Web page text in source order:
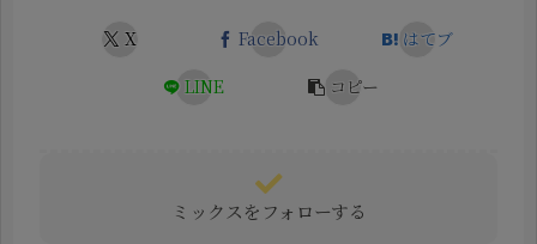
X Facebook
はてブ
LINE
コピー
ミックスをフォローする